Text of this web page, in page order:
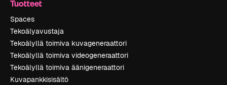
Tuotteet
Spaces
Tekoälyavustaja
Tekoälyllä toimiva kuvageneraattori
Tekoälyllä toimiva videogeneraattori
Tekoälyllä toimiva äänigeneraattori
Kuvapankkisisältö